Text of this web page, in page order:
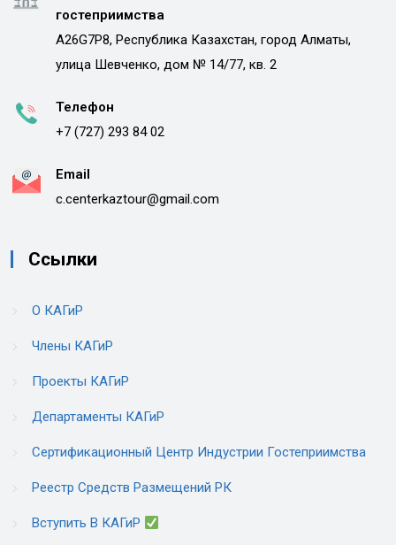
гостеприимства
A26G7P8, Республика Казахстан, город Алматы,
улица Шевченко, дом № 14/77, кв. 2
Телефон
+7 (727) 293 84 02
Email
c.centerkaztour@gmail.com
Ссылки
О КАГиР
Члены КАГиР
Проекты КАГиР
Департаменты КАГиР
Сертификационный Центр Индустрии Гостеприимства
Реестр Средств Размещений РК
Вступить В КАГиР